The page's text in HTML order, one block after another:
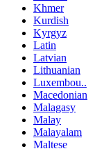
Khmer
Kurdish
Kyrgyz
Latin
Latvian
Lithuanian
Luxembou..
Macedonian
Malagasy
Malay
Malayalam
Maltese